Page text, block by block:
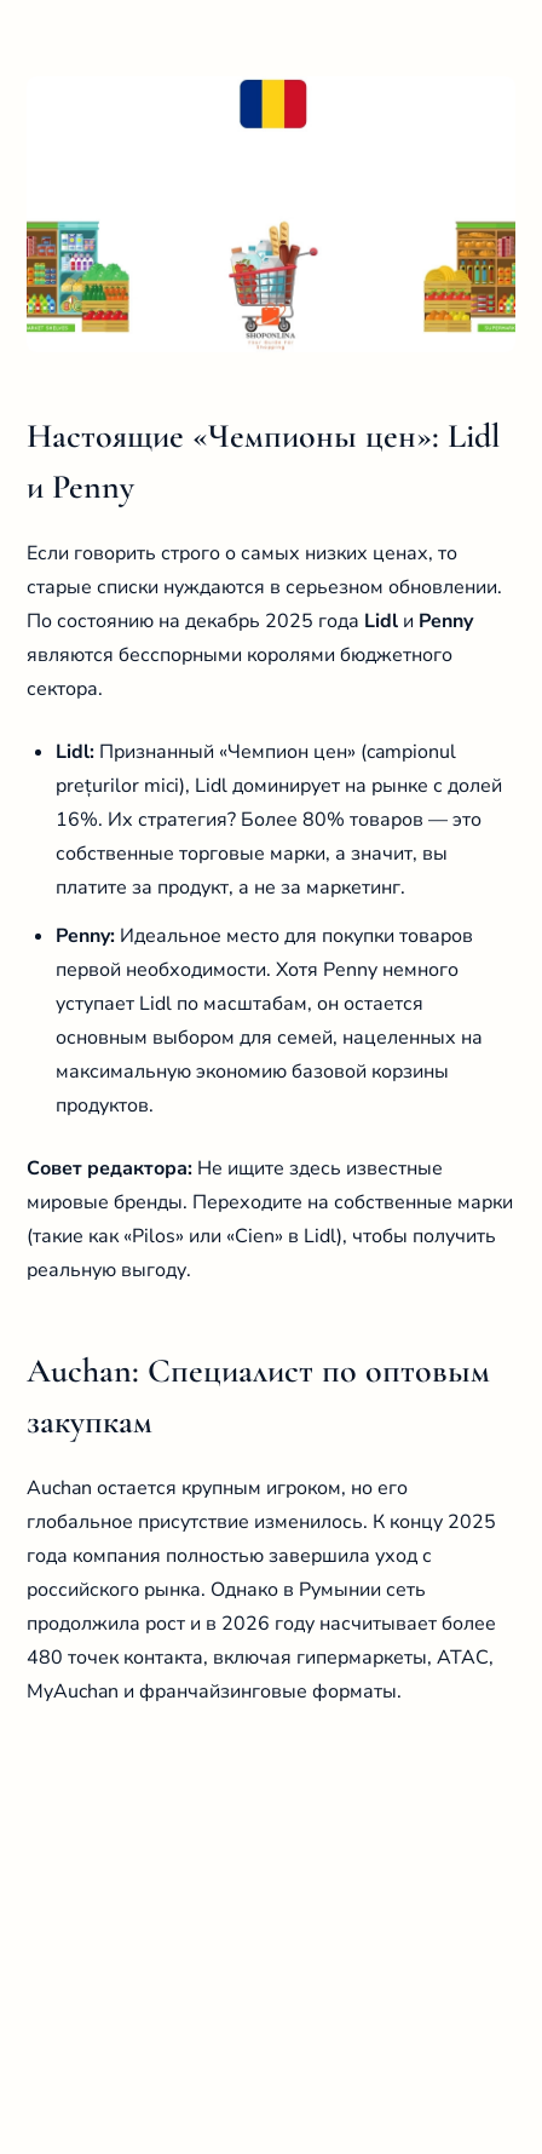
Настоящие «Чемпионы цен»: Lidl
и Penny
Если говорить строго о самых низких ценах, то
старые списки нуждаются в серьезном обновлении.
По состоянию на декабрь 2025 года Lidl и Penny
являются бесспорными королями бюджетного
сектора.
Lidl: Признанный «Чемпион цен» (campionul
prețurilor mici), Lidl доминирует на рынке с долей
16%. Их стратегия? Более 80% товаров — это
собственные торговые марки, а значит, вы
платите за продукт, а не за маркетинг.
Penny: Идеальное место для покупки товаров
первой необходимости. Хотя Penny немного
уступает Lidl по масштабам, он остается
основным выбором для семей, нацеленных на
максимальную экономию базовой корзины
продуктов.
Совет редактора: Не ищите здесь известные
мировые бренды. Переходите на собственные марки
(такие как «Pilos» или «Cien» в Lidl), чтобы получить
реальную выгоду.
Auchan: Специалист по оптовым
закупкам
Auchan остается крупным игроком, но его
глобальное присутствие изменилось. К концу 2025
года компания полностью завершила уход с
российского рынка. Однако в Румынии сеть
продолжила рост и в 2026 году насчитывает более
480 точек контакта, включая гипермаркеты, ATAC,
MyAuchan и франчайзинговые форматы.